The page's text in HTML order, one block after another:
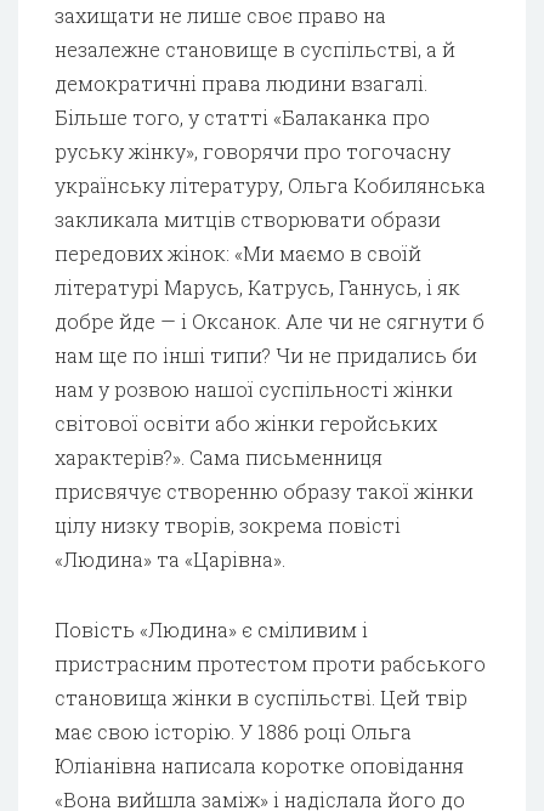
захищати не лише своє право на
незалежне становище в суспільстві, а й
демократичні права людини взагалі.
Більше того, у статті «Балаканка про
руську жінку», говорячи про тогочасну
українську літературу, Ольга Кобилянська
закликала митців створювати образи
передових жінок: «Ми маємо в своїй
літературі Марусь, Катрусь, Ганнусь, і як
добре йде — і Оксанок. Але чи не сягнути б
нам ще по інші типи? Чи не придались би
нам у розвою нашої суспільності жінки
світової освіти або жінки геройських
характерів?». Сама письменниця
присвячує створенню образу такої жінки
цілу низку творів, зокрема повісті
«Людина» та «Царівна».
Повість «Людина» є сміливим і
пристрасним протестом проти рабського
становища жінки в суспільстві. Цей твір
має свою історію. У 1886 році Ольга
Юліанівна написала коротке оповідання
«Вона вийшла заміж» і надіслала його до